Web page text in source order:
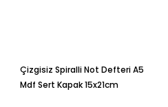
Çizgisiz Spiralli Not Defteri A5
Mdf Sert Kapak 15x21cm